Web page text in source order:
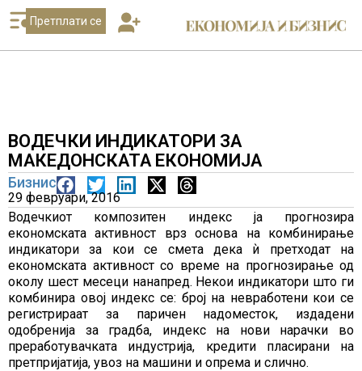
Претплати се
ВОДЕЧКИ ИНДИКАТОРИ ЗА
МАКЕДОНСКАТА ЕКОНОМИЈА
Бизнис
29 февруари, 2016
Водечкиот композитен индекс ја прогнозира
економската активност врз основа на комбинирање
индикатори за кои се смета дека ѝ претходат на
економската активност со време на прогнозирање од
околу шест месеци нанапред. Некои индикатори што ги
комбинира овој индекс се: број на невработени кои се
регистрираат за паричен надоместок, издадени
одобренија за градба, индекс на нови нарачки во
преработувачката индустрија, кредити пласирани на
претпријатија, увоз на машини и опрема и слично.